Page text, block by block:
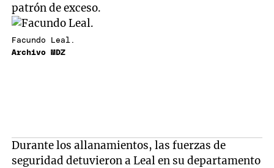
patrón de exceso.
Facundo Leal.
Archivo MDZ
Durante los allanamientos, las fuerzas de
seguridad detuvieron a Leal en su departamento